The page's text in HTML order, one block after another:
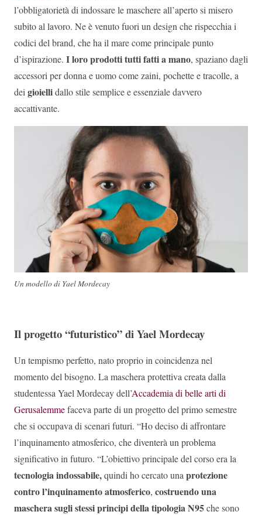
l’obbligatorietà di indossare le maschere all’aperto si misero
subito al lavoro. Ne è venuto fuori un design che rispecchia i
codici del brand, che ha il mare come principale punto
d’ispirazione. I loro prodotti tutti fatti a mano, spaziano dagli
accessori per donna e uomo come zaini, pochette e tracolle, a
dei gioiellidallo stile semplice e essenziale davvero
accattivante.
Un modello di Yael Mordecay
Il progetto “futuristico” di Yael Mordecay
Un tempismo perfetto, nato proprio in coincidenza nel
momento del bisogno. La maschera protettiva creata dalla
studentessa Yael Mordecay dell’Accademia di belle arti di
Gerusalemmefaceva parte di un progetto del primo semestre
che si occupava di scenari futuri. “Ho deciso di affrontare
l’inquinamento atmosferico, che diventerà un problema
significativo in futuro. “L’obiettivo principale del corso era la
tecnologia indossabile,quindi ho cercato una protezione
contro l’inquinamento atmosferico, costruendo una
mascherasugli stessi principi della tipologia N95che sono